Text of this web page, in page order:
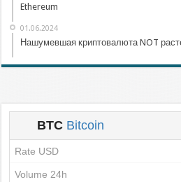
Ethereum
01.06.2024
Нашумевшая криптовалюта NOT